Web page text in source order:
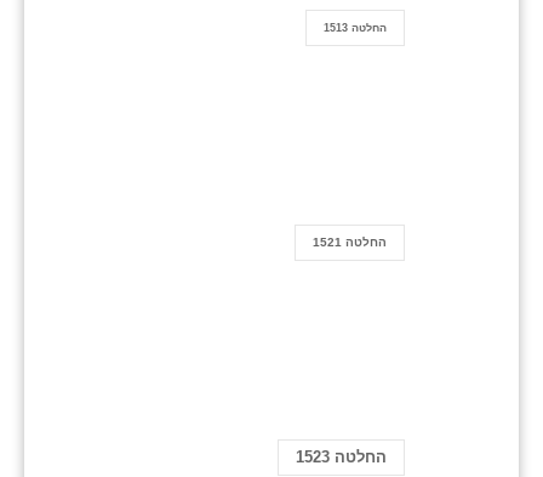
החלטה 1513
החלטה 1521
החלטה 1523